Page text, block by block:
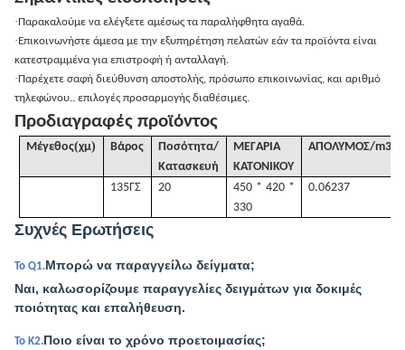
·Παρακαλούμε να ελέγξετε αμέσως τα παραλήφθητα αγαθά.
·Επικοινωνήστε άμεσα με την εξυπηρέτηση πελατών εάν τα προϊόντα είναι
κατεστραμμένα για επιστροφή ή ανταλλαγή.
·Παρέχετε σαφή διεύθυνση αποστολής, πρόσωπο επικοινωνίας, και αριθμό
τηλεφώνου.. επιλογές προσαρμογής διαθέσιμες.
Προδιαγραφές προϊόντος
Μέγεθος(χμ) Βάρος
Ποσότητα/
Κατασκευή
ΜΕΓΑΡΙΑ
ΚΑΤΟΝΙΚΟΥ
ΑΠΟΛΥΜΟΣ/m3
135ΓΣ 20
450 * 420 *
330
0.06237
Συχνές Ερωτήσεις
Το Q1.Μπορώ να παραγγείλω δείγματα;
Ναι, καλωσορίζουμε παραγγελίες δειγμάτων για δοκιμές
ποιότητας και επαλήθευση.
Το Κ2.Ποιο είναι το χρόνο προετοιμασίας;